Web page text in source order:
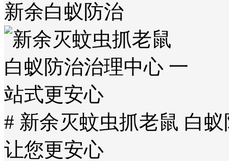
新余白蚁防治
# 新余灭蚊虫抓老鼠 白
让您更安心